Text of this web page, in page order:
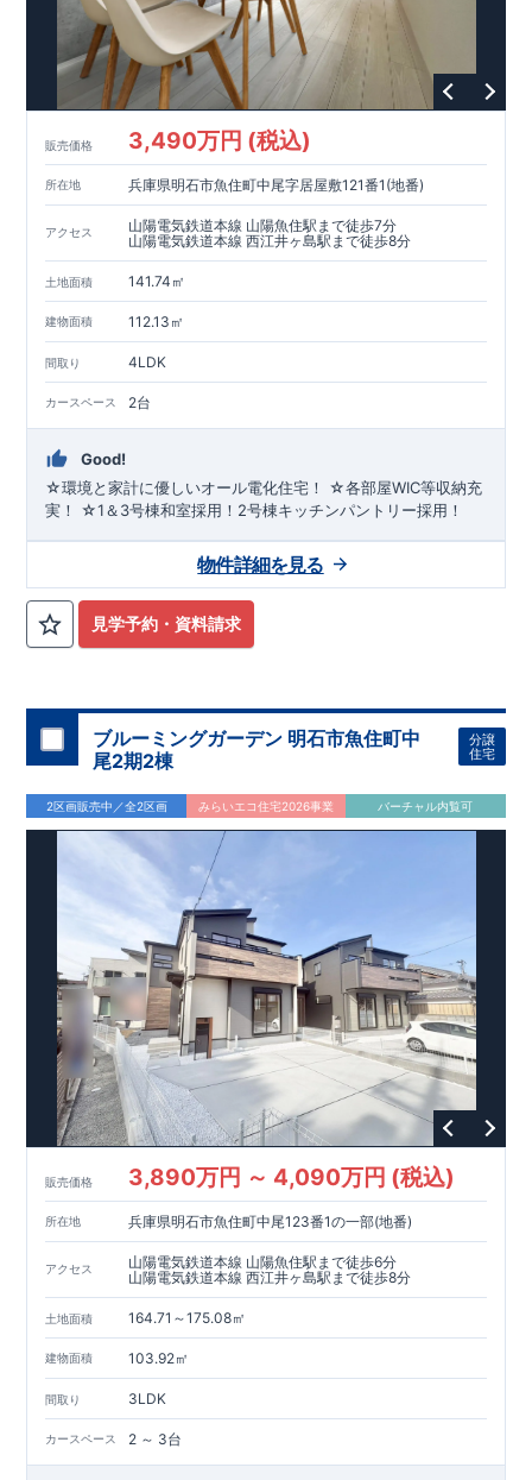
販売価格 3,490万円 (税込)
所在地 兵庫県明石市魚住町中尾字居屋敷121番1(地番)
アクセス
山陽電気鉄道本線 山陽魚住駅まで徒歩7分
山陽電気鉄道本線 西江井ヶ島駅まで徒歩8分
土地面積 141.74㎡
建物面積 112.13㎡
間取り 4LDK
カースペース 2台
Good!
☆環境と家計に優しいオール電化住宅！ ☆各部屋WIC等収納充
実！ ☆1＆3号棟和室採用！2号棟キッチンパントリー採用！
見学予約・資料請求
物件詳細を見る
ブルーミングガーデン 明石市魚住町中
尾2期2棟
分譲
住宅
2区画販売中／全2区画 みらいエコ住宅2026事業 バーチャル内覧可
販売価格 3,890万円 ～ 4,090万円 (税込)
所在地 兵庫県明石市魚住町中尾123番1の一部(地番)
アクセス
山陽電気鉄道本線 山陽魚住駅まで徒歩6分
山陽電気鉄道本線 西江井ヶ島駅まで徒歩8分
土地面積 164.71～175.08㎡
建物面積 103.92㎡
間取り 3LDK
カースペース 2 ～ 3台